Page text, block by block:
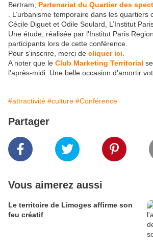
Bertram, Partenariat du Quartier des
. L’urbanisme temporaire dans les quartiers
Cécile Diguet et Odile Soulard, L’Institut
Une étude, réalisée par l'Institut Paris
participants lors de cette conférence.
Pour s'inscrire, merci de cliquer ici
A noter que le Club Marketing Territorial
l'après-midi. Une belle occasion d'amortir
#attractivité #culture #Conférence
Partager
Vous aimerez aussi
Le territoire de Limoges affirme son
feu créatif